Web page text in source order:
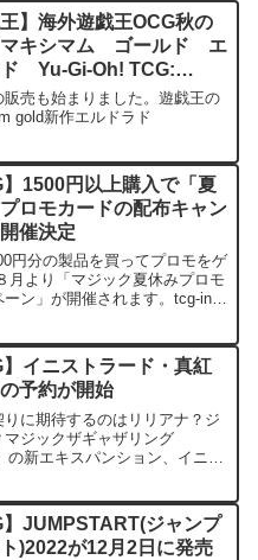
ズンのプロモは以下の2枚で
ロモカードについて以...
王】海外遊戯王OCG秋の
キシマム ゴールド エ
ド Yu-Gi-Oh! TCG:
Gold – El Dorado 速
販売も始まりました。遊戯王の
gold新作エルドラド
】1500円以上購入で「夏
ロモカードの配布キャン
催決定
円分の製品を買ってプロモをゲ
月より「マジック夏休みプロモ
ーン」が開催されます。tcg-info
。2022年8月1日以降、マジッ...
】イニストラード・真紅
予約が開始
りに期待するのはリリアナ？ジ
マジックザギャザリング
の新エキスパンション、イニス
あるプレインズウォーカーの復
が集まっています。
】JUMPSTART(ジャンプ
)2022が12月2日に発売